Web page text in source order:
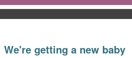
We're getting a new baby